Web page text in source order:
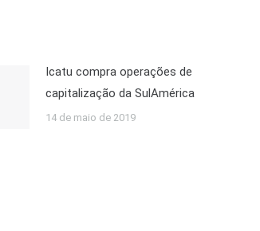
Icatu compra operações de
capitalização da SulAmérica
14 de maio de 2019